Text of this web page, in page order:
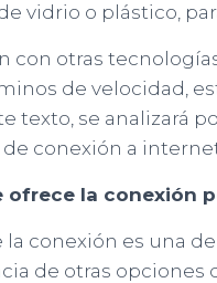
vidrio o plástico,
con otras
de velocidad,
texto, se analizará
conexión a
ofrece la conexión
la conexión es una
de otras opciones